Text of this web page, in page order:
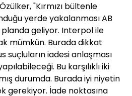
"Kırmızı bültenle
yerde yakalanması AB
planda geliyor. Interpol ile
mümkün. Burada dikkat
suçluların iadesi anlaşması
Bu karşılıklı iki
durumda. Burada iyi niyetin
gerekiyor. İade noktasına